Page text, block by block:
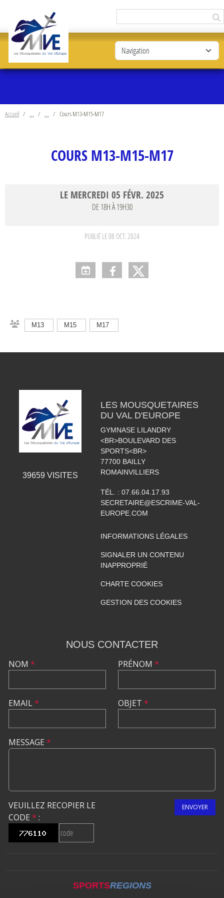
Accueil Cours M13-M15-M17
COURS M13-M15-M17
LE MERCREDI 05 FÉVR. 2025
DE 18H À 19H30
PUBLIÉ LE08 OCT. 2024
M13 M15 M17
39659 VISITES
LES MOUSQUETAIRES
DU VAL D'EUROPE
GYMNASE LILANDRY
<BR>BOULEVARD DES
SPORTS<BR>
77700 BAILLY
ROMAINVILLIERS
TÉL. : 07.66.04.17.93
SECRETAIRE@ESCRIME-VAL-
EUROPE.COM
INFORMATIONS LÉGALES
SIGNALER UN CONTENU
INAPPROPRIÉ
CHARTE COOKIES
GESTION DES COOKIES
NOUS CONTACTER
NOM *
EMAIL*
PRÉNOM *
OBJET *
MESSAGE *
VEUILLEZ RECOPIER LE
CODE * :
ENVOYER
SPORTSREGIONS